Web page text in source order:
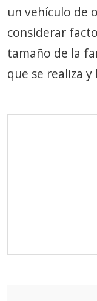
un vehículo de
considerar
tamaño de la
que se realiza